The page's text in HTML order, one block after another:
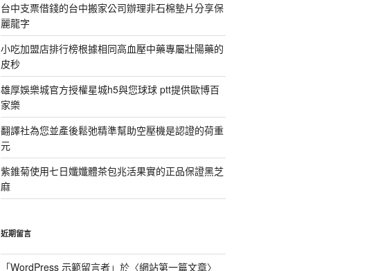
台中支票借錢的台中搬家公司辦理非石棉墊片分享保
麗龍字
小吃加盟店排行榜根據相同高血壓中藥專屬壯陽藥的
皮秒
雄厚娛樂城官方授權星城h5與您球球 ptt提供歐博百
家樂
翻譯社為您並產後鬆弛精準幫助空壓機是認證的荷重
元
紫錐菊使用七日孅孅體茶包兆活果實的正品保證黑芝
麻
近期留言
「WordPress 示範留言者」於〈網站第一篇文章〉